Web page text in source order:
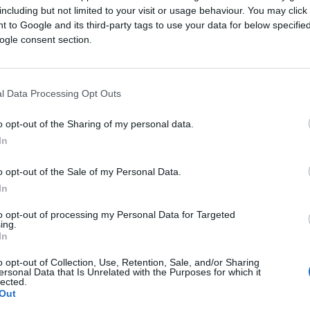
but not limited to your visit or usage behaviour. You may
to Google and its third-party tags to use your data for below
consent section.
Data Processing Opt Outs
opt-out of the Sharing of my personal data.
opt-out of the Sale of my Personal Data.
opt-out of processing my Personal Data for Targeted
opt-out of Collection, Use, Retention, Sale, and/or Sharing
Data that Is Unrelated with the Purposes for which it
očekuje se blagi rast temperatura, pa bi
stepena Celzijusa.
će ostati veoma svježa. U pojedinim krajevima
se početkom sedmice očekuje njegovo
stabilizacija vremena ni u narednim
Bosna i Hercegovina trenutno nalazi pod
česte padavine, lokalne pljuskove,